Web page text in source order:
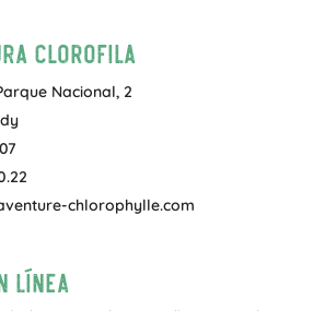
Clorofila
Nacional, 2
chlorophylle.com
línea